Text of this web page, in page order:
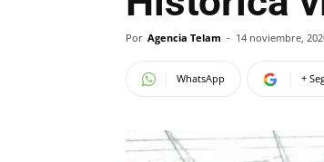
Por Agencia Telam - 14 noviembre,
WhatsApp +